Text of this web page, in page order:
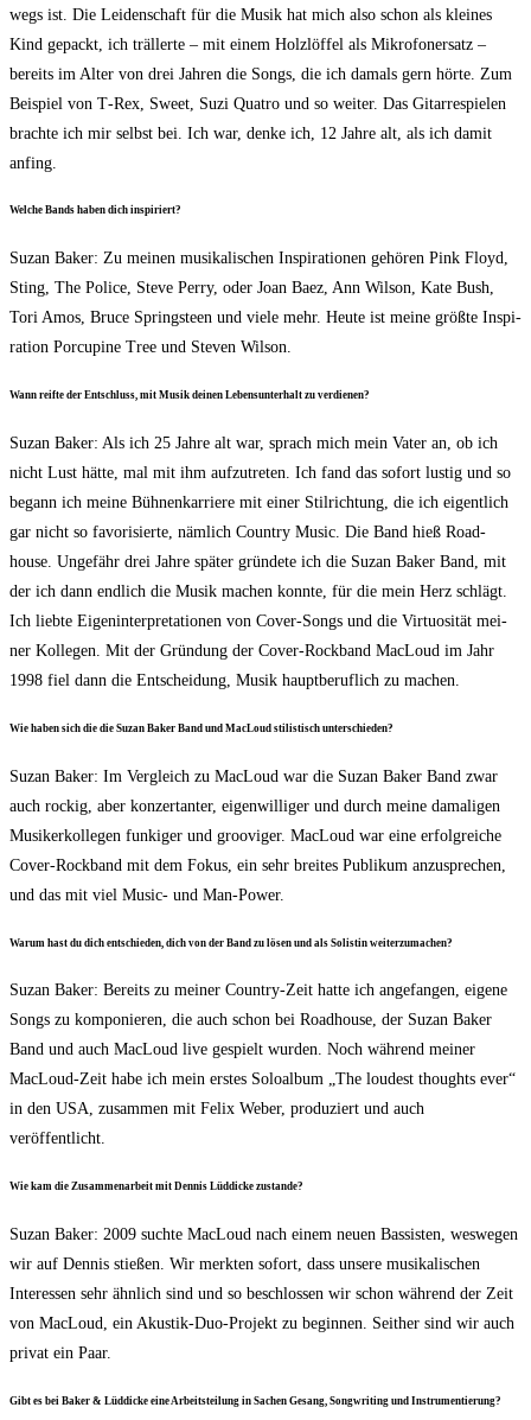
wegs ist. Die Lei­den­schaft für die Musik hat mich also schon als klei­nes
Kind gepackt, ich träl­ler­te – mit einem Holz­löf­fel als Mikro­fo­n­er­satz –
bereits im Alter von drei Jah­ren die Songs, die ich damals gern hör­te. Zum
Bei­spiel von T‑Rex, Sweet, Suzi Qua­t­ro und so wei­ter. Das Gitar­re­spie­len
brach­te ich mir selbst bei. Ich war, den­ke ich, 12 Jah­re alt, als ich damit
anfing.
Wel­che Bands haben dich inspiriert?
Suzan Bak­er: Zu mei­nen musi­ka­li­schen Inspi­ra­tio­nen gehö­ren Pink Floyd,
Sting, The Poli­ce, Ste­ve Per­ry, oder Joan Baez, Ann Wil­son, Kate Bush,
Tori Amos, Bruce Springsteen und vie­le mehr. Heu­te ist mei­ne größ­te Inspi­
ra­ti­on Por­cu­pi­ne Tree und Ste­ven Wilson.
Wann reif­te der Ent­schluss, mit Musik dei­nen Lebens­un­ter­halt zu verdienen?
Suzan Bak­er: Als ich 25 Jah­re alt war, sprach mich mein Vater an, ob ich
nicht Lust hät­te, mal mit ihm auf­zu­tre­ten. Ich fand das sofort lus­tig und so
begann ich mei­ne Büh­nen­kar­rie­re mit einer Stil­rich­tung, die ich eigent­lich
gar nicht so favo­ri­sier­te, näm­lich Coun­try Music. Die Band hieß Road­
house. Unge­fähr drei Jah­re spä­ter grün­de­te ich die Suzan Bak­er Band, mit
der ich dann end­lich die Musik machen konn­te, für die mein Herz schlägt.
Ich lieb­te Eigen­in­ter­pre­ta­tio­nen von Cover-Songs und die Vir­tuo­si­tät mei­
ner Kol­le­gen. Mit der Grün­dung der Cover-Rock­band MacLoud im Jahr
1998 fiel dann die Ent­schei­dung, Musik haupt­be­ruf­lich zu machen.
Wie haben sich die die Suzan Bak­er Band und MacLoud sti­lis­tisch unterschieden?
Suzan Bak­er: Im Ver­gleich zu MacLoud war die Suzan Bak­er Band zwar
auch rockig, aber kon­zer­tan­ter, eigen­wil­li­ger und durch mei­ne dama­li­gen
Musi­ker­kol­le­gen fun­ki­ger und groo­vi­ger. MacLoud war eine erfolg­rei­che
Cover-Rock­band mit dem Fokus, ein sehr brei­tes Publi­kum anzu­spre­chen,
und das mit viel Music- und Man-Power.
War­um hast du dich ent­schie­den, dich von der Band zu lösen und als Solis­tin weiterzumachen?
Suzan Bak­er: Bereits zu mei­ner Coun­try-Zeit hat­te ich ange­fan­gen, eige­ne
Songs zu kom­po­nie­ren, die auch schon bei Road­house, der Suzan Bak­er
Band und auch MacLoud live gespielt wur­den. Noch wäh­rend mei­ner
MacLoud-Zeit habe ich mein ers­tes Solo­al­bum „The lou­dest thoughts ever“
in den USA, zusam­men mit Felix Weber, pro­du­ziert und auch
veröffentlicht.
Wie kam die Zusam­men­ar­beit mit Den­nis Lüd­di­cke zustande?
Suzan Bak­er: 2009 such­te MacLoud nach einem neu­en Bas­sis­ten, wes­we­gen
wir auf Den­nis stie­ßen. Wir merk­ten sofort, dass unse­re musi­ka­li­schen
Inter­es­sen sehr ähn­lich sind und so beschlos­sen wir schon wäh­rend der Zeit
von MacLoud, ein Akus­tik-Duo-Pro­jekt zu begin­nen. Seit­her sind wir auch
pri­vat ein Paar.
Gibt es bei Bak­er & Lüd­di­cke eine Arbeits­tei­lung in Sachen Gesang, Song­wri­ting und Instrumentierung?